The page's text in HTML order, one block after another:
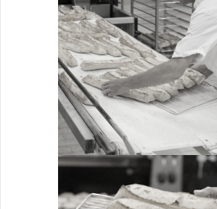
MISE SUR GRILLE
Cuisson
ZOOM